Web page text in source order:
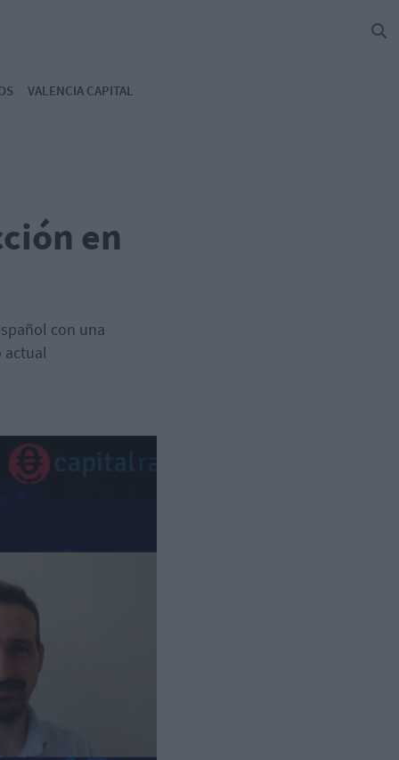
VALENCIA CAPITAL
en
con una
actual